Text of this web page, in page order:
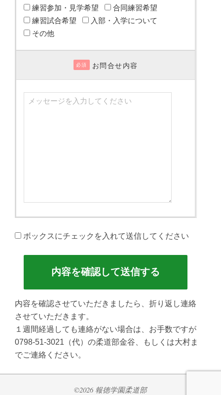
練習参加・見学希望
合同練習希望
練習試合希望
入部・入学について
その他
必須 お問合せ内容
ボックスにチェックを入れて送信してください
内容を確認させていただきましたら、折り返し連絡
させていただきます。
１週間経過しても連絡がない場合は、お手数ですが
0798-51-3021 （代）の柔道部金谷、もしくは大村ま
でご連絡ください。
©2026 報徳学園柔道部